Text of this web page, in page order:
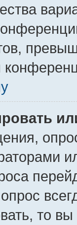
то